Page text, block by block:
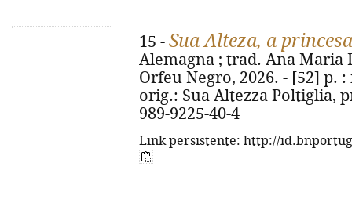
15 - Sua Alteza, a
Alemagna ; trad. Ana Maria
Orfeu Negro, 2026. - [52] p.
orig.: Sua Altezza Poltiglia,
989-9225-40-4
Link persistente: http://